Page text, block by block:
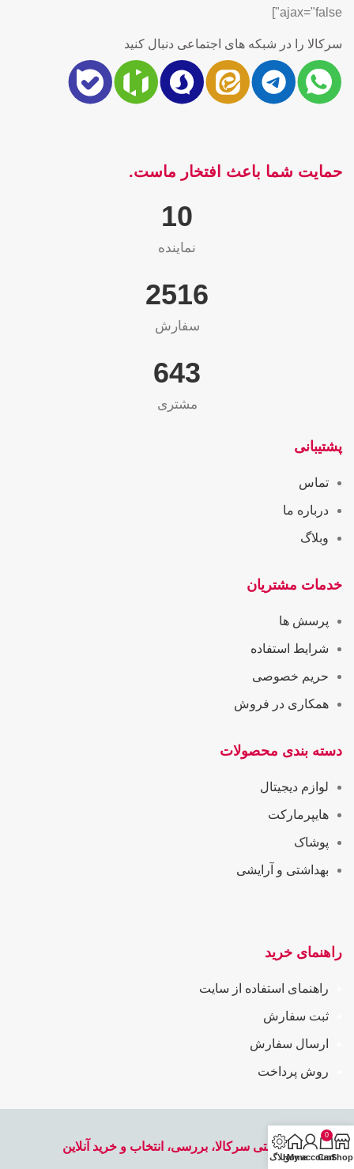
ajax="false"]
سرکالا را در شبکه های اجتماعی دنبال کنید
حمایت شما باعث افتخار ماست.
10
نماینده
2565
سفارش
655
مشتری
پشتیبانی
تماس
درباره ما
وبلاگ
خدمات مشتریان
پرسش ها
شرایط استفاده
حریم خصوصی
همکاری در فروش
دسته بندی محصولات
لوازم دیجیتال
هایپرمارکت
پوشاک
بهداشتی و آرایشی
راهنمای خرید
راهنمای استفاده از سایت
ثبت سفارش
ارسال سفارش
روش پرداخت
فروشگاه اینترنتی سرکالا، بررسی، انتخاب و خرید آنلاین
Shop
0
Cart
My account
Homeوبلاگ